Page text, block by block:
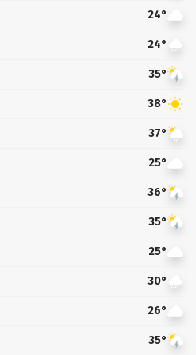
24°
24°
35°
38°
37°
25°
36°
35°
25°
30°
26°
35°